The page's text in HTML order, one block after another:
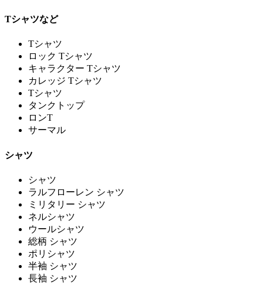
Tシャツなど
Tシャツ
ロック Tシャツ
キャラクター Tシャツ
カレッジ Tシャツ
Tシャツ
タンクトップ
ロンT
サーマル
シャツ
シャツ
ラルフローレン シャツ
ミリタリー シャツ
ネルシャツ
ウールシャツ
総柄 シャツ
ポリシャツ
半袖 シャツ
長袖 シャツ